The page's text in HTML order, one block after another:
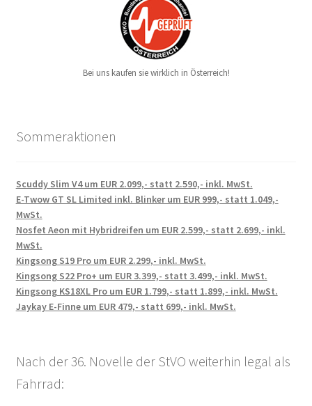
Bei uns kaufen sie wirklich in Österreich!
Sommeraktionen
Scuddy Slim V4 um EUR 2.099,- statt 2.590,- inkl. MwSt.
E-Twow GT SL Limited inkl. Blinker um EUR 999,- statt 1.049,-
MwSt.
Nosfet Aeon mit Hybridreifen um EUR 2.599,- statt 2.699,- inkl.
MwSt.
Kingsong S19 Pro um EUR 2.299,- inkl. MwSt.
Kingsong S22 Pro+ um EUR 3.399,- statt 3.499,- inkl. MwSt.
Kingsong KS18XL Pro um EUR 1.799,- statt 1.899,- inkl. MwSt.
Jaykay E-Finne um EUR 479,- statt 699,- inkl. MwSt.
Nach der 36. Novelle der StVO weiterhin legal als
Fahrrad: